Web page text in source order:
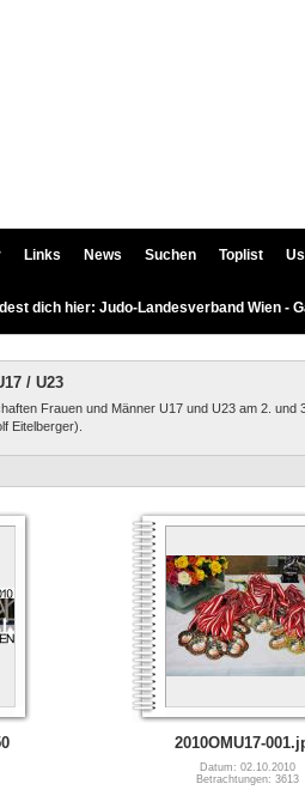
Links News Suchen Toplist
dich hier: Judo-Landesverband Wien -
/ U23
Frauen und Männer U17 und U23 am 2. und
Eitelberger).
2010OMU17-
Datum: 02.10.2010
Betrachtungen: 3613